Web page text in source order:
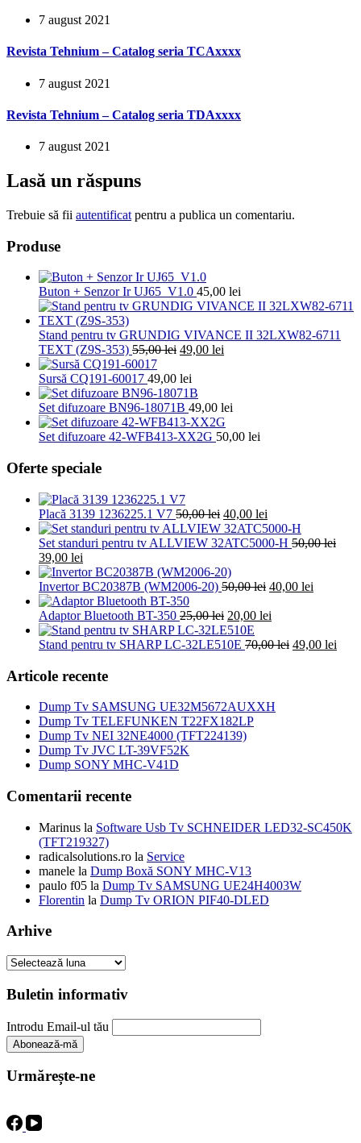
7 august 2021
Revista Tehnium – Catalog seria TCAxxxx
7 august 2021
Revista Tehnium – Catalog seria TDAxxxx
7 august 2021
Lasă un răspuns
Trebuie să fii autentificat pentru a publica un comentariu.
Produse
Buton + Senzor Ir UJ65_V1.0 45,00 lei
Stand pentru tv GRUNDIG VIVANCE II 32LXW82-6711
TEXT (Z9S-353) 55,00lei Prețul
a
fost:
55,00 lei.
49,00 lei
Sursă CQ191-60017 49,00 lei
Set difuzoare BN96-18071B 49,00 lei
Set difuzoare 42-WFB413-XX2G 50,00 lei
Oferte speciale
Placă 3139 1236225.1 V7 50,00lei Prețul
inițial
a
50,00 lei.
40,00 lei
curent
este:
Set standuri pentru tv ALLVIEW 32ATC5000-H 50,00lei
Prețul
inițial
a
fost:
50,00 lei.
39,00 lei
curent
este:
39,00 lei.
Invertor BC20387B (WM2006-20) 50,00lei Prețul
a
50,00 lei.
40,00 lei
Adaptor Bluetooth BT-350 25,00lei Prețul
inițial
a
20,00 lei
este:
Stand pentru tv SHARP LC-32LE510E 70,00lei Prețul
49,00 lei
Articole recente
Dump Tv SAMSUNG UE32M5672AUXXH
Dump Tv TELEFUNKEN T22FX182LP
Dump Tv NEI 32NE4000 (TFT224139)
Dump Tv JVC LT-39VF52K
Dump SONY MHC-V41D
Comentarii recente
Marinus la Software Usb Tv SCHNEIDER LED32-SC450K
(TFT219327)
radicalsolutions.ro la Service
manele la Dump Boxă SONY MHC-V13
paulo f05 la Dump Tv SAMSUNG UE24H4003W
Florentin la Dump Tv ORION PIF40-DLED
Arhive
Arhive
Buletin informativ
Introdu Email-ul tău
Urmărește-ne